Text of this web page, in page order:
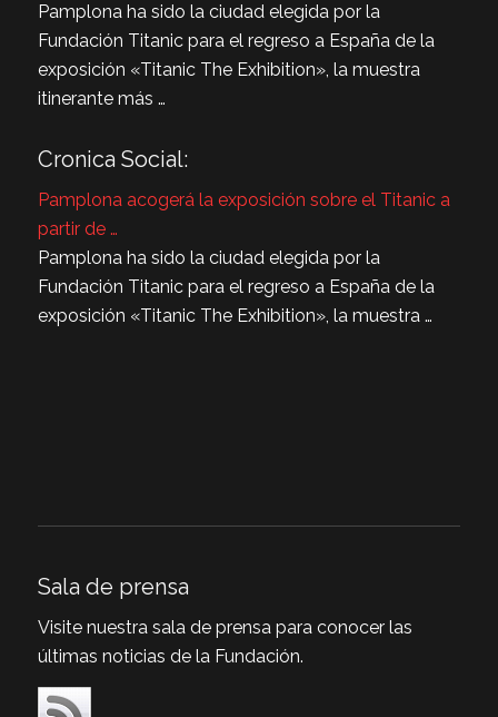
Pamplona ha sido la ciudad elegida por la
Fundación Titanic para el regreso a España de la
exposición «Titanic The Exhibition», la muestra
itinerante más …
Cronica Social:
Pamplona acogerá la exposición sobre el Titanic a
partir de …
Pamplona ha sido la ciudad elegida por la
Fundación Titanic para el regreso a España de la
exposición «Titanic The Exhibition», la muestra …
Sala de prensa
Visite nuestra sala de prensa para conocer las
últimas noticias de la Fundación.